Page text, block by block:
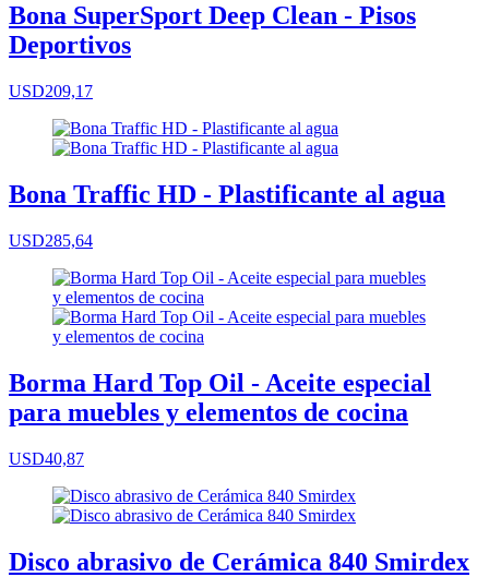
Bona SuperSport Deep Clean - Pisos
Deportivos
USD209,17
Bona Traffic HD - Plastificante al agua
USD285,64
Borma Hard Top Oil - Aceite especial
para muebles y elementos de cocina
USD40,87
Disco abrasivo de Cerámica 840 Smirdex